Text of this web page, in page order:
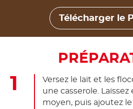
Télécharger le
Versez le lait et les
une casserole. Laissez
moyen, puis ajoutez